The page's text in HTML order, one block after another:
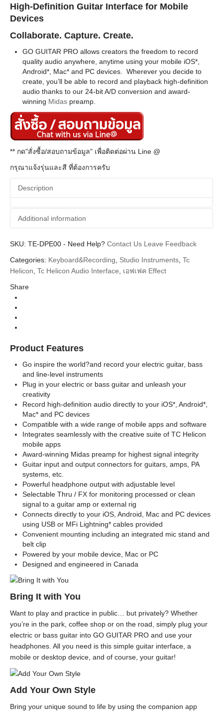
High-Definition Guitar Interface for Mobile
Devices
Collaborate. Capture. Create.
GO GUITAR PRO allows creators the freedom to record
quality audio anywhere, anytime using your mobile iOS*,
Android*, Mac* and PC devices. Wherever you decide to
create, you’ll be able to record and playback high-definition
audio thanks to our 24-bit A/D conversion and award-
winning Midas preamp.
** กด"สั่งซื้อ/สอบถามข้อมูล" เพื่อติดต่อผ่าน Line @
กรุณาแจ้งรุ่นและสี ที่ต้องการครับ
Description
Additional information
Additional information
Brands Tc Eletronic
SKU: TE-DPE00 - Need Help? Contact Us Leave Feedback
Categories: Keyboard&Recording Studio Instruments Tc
Helicon Tc Helicon Audio Interface
เอฟเฟค Effect
Share
Product Features
Go inspire the world?and record your electric guitar, bass
and line-level instruments
Plug in your electric or bass guitar and unleash your
creativity
Record high-definition audio directly to your iOS*, Android*,
Mac* and PC devices
Compatible with a wide range of mobile apps and software
Integrates seamlessly with the creative suite of TC Helicon
mobile apps
Award-winning Midas preamp for highest signal integrity
Guitar input and output connectors for guitars, amps, PA
systems, etc.
Powerful headphone output with adjustable level
Selectable Thru / FX for monitoring processed or clean
signal to a guitar amp or external rig
Connects directly to your iOS, Android, Mac and PC devices
using USB or MFi Lightning* cables provided
Convenient mounting including an integrated mic stand and
belt clip
Powered by your mobile device, Mac or PC
Designed and engineered in Canada
Bring It with You
Want to play and practice in public… but privately? Whether
you’re in the park, coffee shop or on the road, simply plug your
electric or bass guitar into GO GUITAR PRO and use your
headphones. All you need is this simple guitar interface, a
mobile or desktop device, and of course, your guitar!
Add Your Own Style
Bring your unique sound to life by using the companion app